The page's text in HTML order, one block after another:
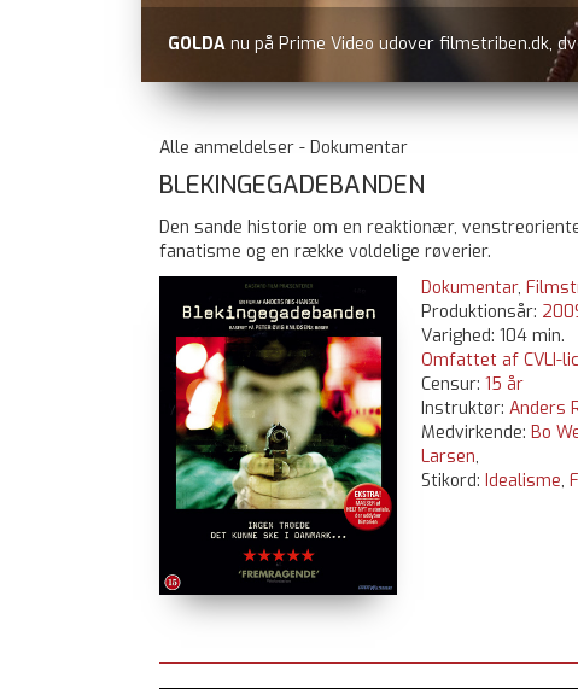
nu på Prime Video udover filmstriben.dk, dvd og blu-ray
Alle anmeldelser - Dokumentar
BLEKINGEGADEBANDEN
Den sande historie om en reaktionær,
fanatisme og en række voldelige røverier.
Dokumentar,
Produktionsår:
Varighed: 104 min.
Omfattet af CVLI-
Censur: 15 år
Instruktør: Anders
Medvirkende: Bo
Larsen,
Stikord: Idealisme,